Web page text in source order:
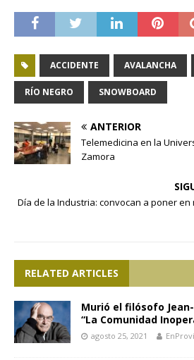
ACCIDENTE AVALANCHA
RÍO NEGRO SNOWBOARD
ANTERIOR
Telemedicina en la
Zamora
Día de la Industria: convocan a poner en
RELATED ARTICLES
Murió el filósofo
“La Comunidad
agosto 25, 2021